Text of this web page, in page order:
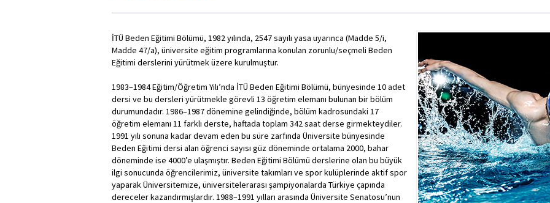
İTÜ Beden Eğitimi Bölümü, 1982 yılında, 2547 sayılı yasa uyarınca (Madde 5/i,
Madde 47/a), üniversite eğitim programlarına konulan zorunlu/seçmeli Beden
Eğitimi derslerini yürütmek üzere kurulmuştur.
1983–1984 Eğitim/Öğretim Yılı’nda İTÜ Beden Eğitimi Bölümü, bünyesinde 10 adet
dersi ve bu dersleri yürütmek​le görevli 13 öğretim elemanı bulunan bir bölüm
durumundadır. 1986–1987 dönemine gelindiğinde, bölüm kadrosundaki 17
öğretim elemanı 11 farklı derste, haftada toplam 342 saat derse girmekteydiler.
1991 yılı sonuna kadar devam eden bu süre zarfında Üniversite bünyesinde
Beden Eğitimi dersi alan öğrenci sayısı güz döneminde ortalama 2000, bahar
döneminde ise 4000’e ulaşmıştır. Beden Eğitimi Bölümü derslerine olan bu büyük
ilgi sonucunda öğrencilerimiz, üniversite takımları ve spor kulüplerinde aktif spor
yaparak Üniversitemize, üniversitelerarası şampiyonalarda Türkiye çapında
dereceler kazandırmışlardır. 1988–1991 yılları arasında Üniversite Senatosu’nun